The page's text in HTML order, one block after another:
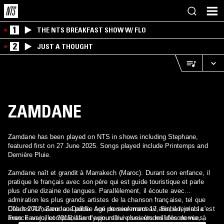
1 THE NTS BREAKFAST SHOW W/ FLO
2 JUST A THOUGHT
ZAMDANE
Zamdane has been played on NTS in shows including Stephane,
featured first on 27 June 2025. Songs played include Printemps and
Dernière Pluie.
Zamdane naît et grandit à Marrakech (Maroc). Durant son enfance, il
pratique le français avec son père qui est guide touristique et parle
plus d’une dizaine de langues. Parallèlement, il écoute avec
admiration les plus grands artistes de la chanson française, tel que
Charles Aznavour ou Dalida. Agé de seulement 17 ans, il rejoint la
France en juillet 2015, afin d'y poursuivre ses études d'économie, à
Début 2017, Zamdane publie son premier morceau, Sinbad, mais c'est
avec Favaro, comptabilisant aujourd'hui plusieurs millions de vues,